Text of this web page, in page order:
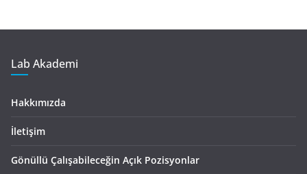
Lab Akademi
Hakkımızda
İletişim
Gönüllü Çalışabileceğin Açık Pozisyonlar